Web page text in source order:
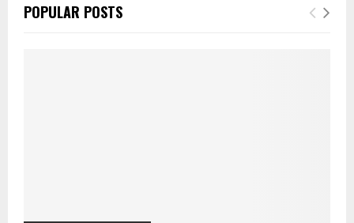
POPULAR POSTS